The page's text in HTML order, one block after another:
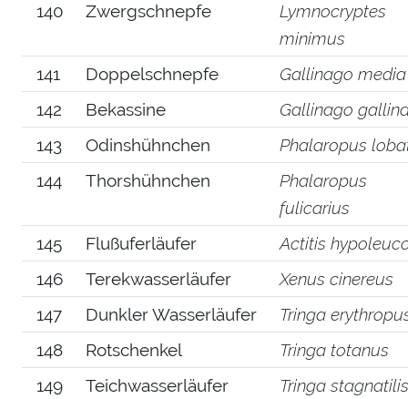
140
Zwergschnepfe
Lymnocryptes
minimus
141
Doppelschnepfe
Gallinago media
142
Bekassine
Gallinago
143
Odinshühnchen
Phalaropus
144
Thorshühnchen
Phalaropus
fulicarius
145
Flußuferläufer
Actitis
146
Terekwasserläufer
Xenus cinereus
147
Dunkler Wasserläufer
Tringa
148
Rotschenkel
Tringa totanus
149
Teichwasserläufer Tringa stagnatilis